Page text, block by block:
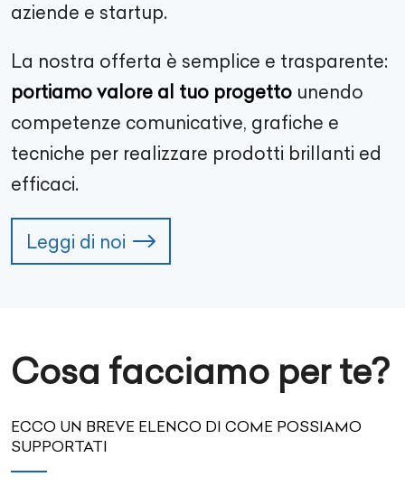
aziende e startup.
La nostra offerta è semplice e trasparente:
portiamo valore al tuo progetto unendo
competenze comunicative, grafiche e
tecniche per realizzare prodotti brillanti ed
efficaci.
Leggi di noi
Cosa facciamo per te?
ECCO UN BREVE ELENCO DI COME POSSIAMO
SUPPORTATI